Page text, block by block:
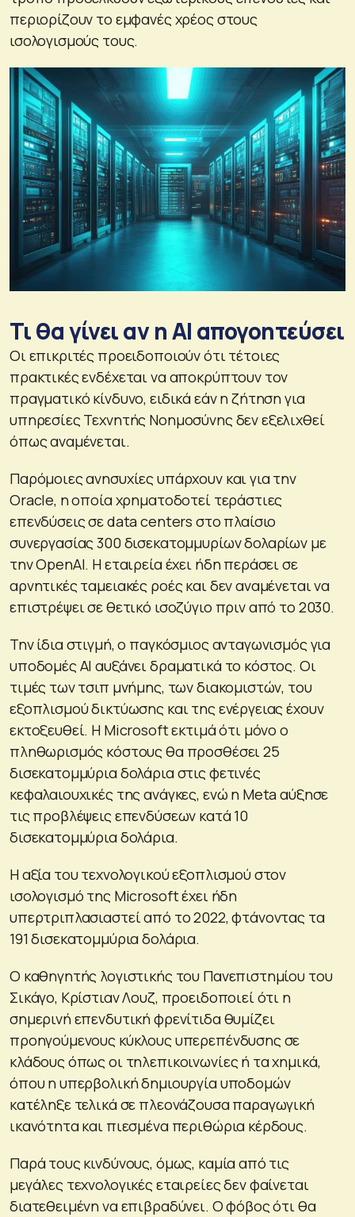
περιορίζουν το εμφανές χρέος στους
ισολογισμούς τους.
Τι θα γίνει αν η ΑΙ απογοητεύσει
Οι επικριτές προειδοποιούν ότι τέτοιες
πρακτικές ενδέχεται να αποκρύπτουν τον
πραγματικό κίνδυνο, ειδικά εάν η ζήτηση για
υπηρεσίες Τεχνητής Νοημοσύνης δεν εξελιχθεί
όπως αναμένεται.
Παρόμοιες ανησυχίες υπάρχουν και για την
Oracle, η οποία χρηματοδοτεί τεράστιες
επενδύσεις σε data centers στο πλαίσιο
συνεργασίας 300 δισεκατομμυρίων δολαρίων με
την OpenAI. Η εταιρεία έχει ήδη περάσει σε
αρνητικές ταμειακές ροές και δεν αναμένεται να
επιστρέψει σε θετικό ισοζύγιο πριν από το 2030.
Την ίδια στιγμή, ο παγκόσμιος ανταγωνισμός για
υποδομές AI αυξάνει δραματικά το κόστος. Οι
τιμές των τσιπ μνήμης, των διακομιστών, του
εξοπλισμού δικτύωσης και της ενέργειας έχουν
εκτοξευθεί. Η Microsoft εκτιμά ότι μόνο ο
πληθωρισμός κόστους θα προσθέσει 25
δισεκατομμύρια δολάρια στις φετινές
κεφαλαιουχικές της ανάγκες, ενώ η Meta αύξησε
τις προβλέψεις επενδύσεων κατά 10
δισεκατομμύρια δολάρια.
Η αξία του τεχνολογικού εξοπλισμού στον
ισολογισμό της Microsoft έχει ήδη
υπερτριπλασιαστεί από το 2022, φτάνοντας τα
191 δισεκατομμύρια δολάρια.
Ο καθηγητής λογιστικής του Πανεπιστημίου του
Σικάγο, Κρίστιαν Λουζ, προειδοποιεί ότι η
σημερινή επενδυτική φρενίτιδα θυμίζει
προηγούμενους κύκλους υπερεπένδυσης σε
κλάδους όπως οι τηλεπικοινωνίες ή τα χημικά,
όπου η υπερβολική δημιουργία υποδομών
κατέληξε τελικά σε πλεονάζουσα παραγωγική
ικανότητα και πιεσμένα περιθώρια κέρδους.
Παρά τους κινδύνους, όμως, καμία από τις
μεγάλες τεχνολογικές εταιρείες δεν φαίνεται
διατεθειμένη να επιβραδύνει. Ο φόβος ότι θα